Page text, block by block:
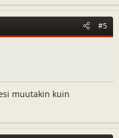
#5
muutakin kuin